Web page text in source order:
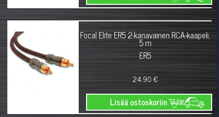
Focal Elite ER5 2-kanavainen RCA-kaapeli,
5 m
ER5
24.90 €
Lisää ostoskoriin